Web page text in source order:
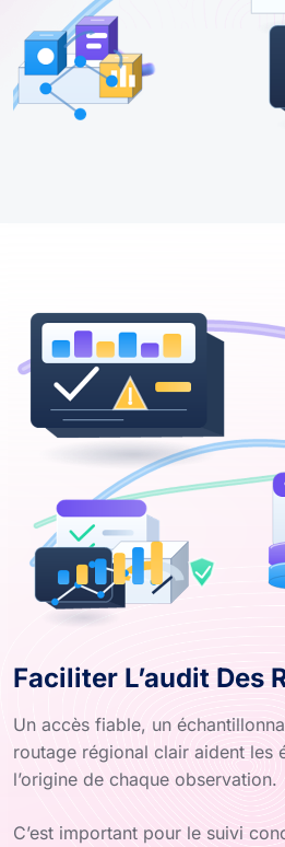
Faciliter L’audit Des
Un accès fiable, un
routage régional clair aident les
l’origine de chaque observation.
C’est important pour le suivi